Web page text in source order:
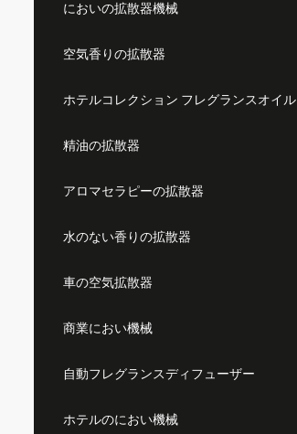
においの拡散器機械
空気香りの拡散器
ホテルコレクション フレグランスオイル
精油の拡散器
アロマセラピーの拡散器
水のない香りの拡散器
車の空気拡散器
商業におい機械
自動フレグランスディフューザー
ホテルのにおい機械